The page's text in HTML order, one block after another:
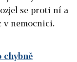
se proti ní a
v nemocnici.